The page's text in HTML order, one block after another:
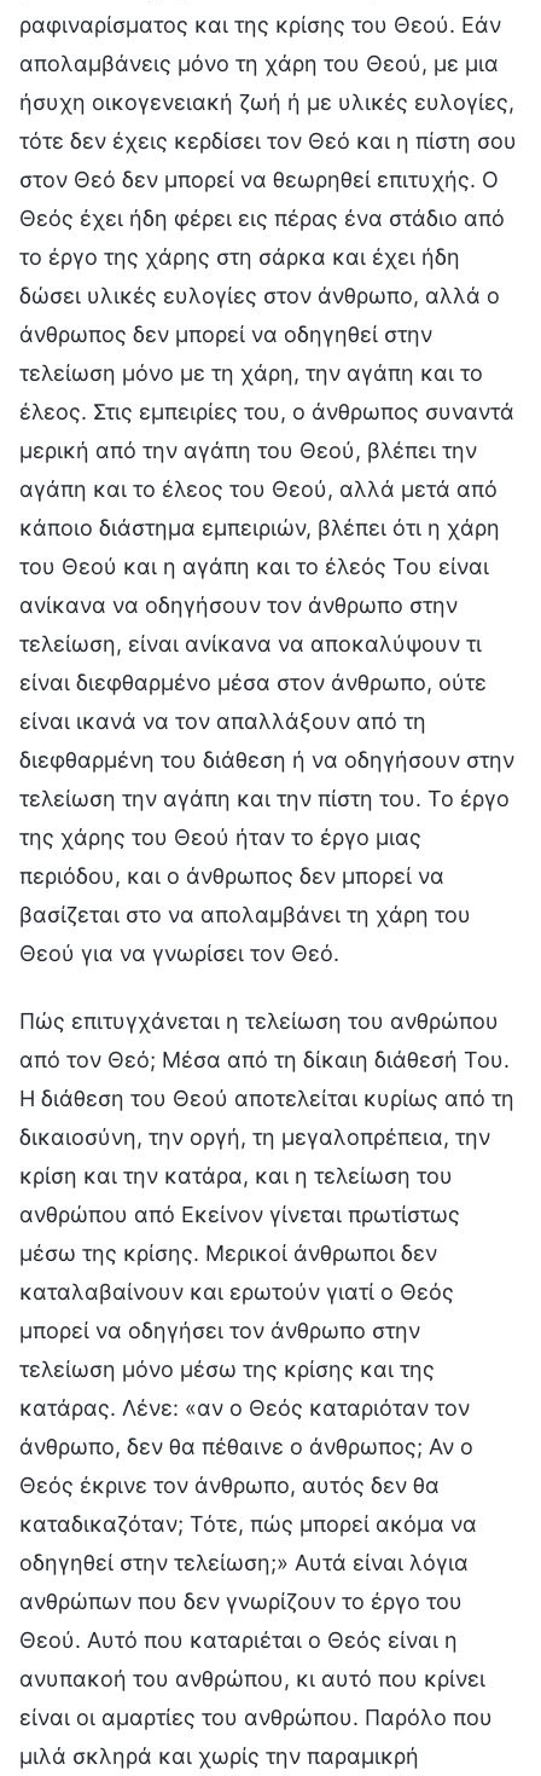
ραφιναρίσματος και της κρίσης του Θεού. Εάν
απολαμβάνεις μόνο τη χάρη του Θεού, με μια
ήσυχη οικογενειακή ζωή ή με υλικές ευλογίες,
τότε δεν έχεις κερδίσει τον Θεό και η πίστη σου
στον Θεό δεν μπορεί να θεωρηθεί επιτυχής. Ο
Θεός έχει ήδη φέρει εις πέρας ένα στάδιο από
το έργο της χάρης στη σάρκα και έχει ήδη
δώσει υλικές ευλογίες στον άνθρωπο, αλλά ο
άνθρωπος δεν μπορεί να οδηγηθεί στην
τελείωση μόνο με τη χάρη, την αγάπη και το
έλεος. Στις εμπειρίες του, ο άνθρωπος συναντά
μερική από την αγάπη του Θεού, βλέπει την
αγάπη και το έλεος του Θεού, αλλά μετά από
κάποιο διάστημα εμπειριών, βλέπει ότι η χάρη
του Θεού και η αγάπη και το έλεός Του είναι
ανίκανα να οδηγήσουν τον άνθρωπο στην
τελείωση, είναι ανίκανα να αποκαλύψουν τι
είναι διεφθαρμένο μέσα στον άνθρωπο, ούτε
είναι ικανά να τον απαλλάξουν από τη
διεφθαρμένη του διάθεση ή να οδηγήσουν στην
τελείωση την αγάπη και την πίστη του. Το έργο
της χάρης του Θεού ήταν το έργο μιας
περιόδου, και ο άνθρωπος δεν μπορεί να
βασίζεται στο να απολαμβάνει τη χάρη του
Θεού για να γνωρίσει τον Θεό.
Πώς επιτυγχάνεται η τελείωση του ανθρώπου
από τον Θεό; Μέσα από τη δίκαιη διάθεσή Του.
Η διάθεση του Θεού αποτελείται κυρίως από τη
δικαιοσύνη, την οργή, τη μεγαλοπρέπεια, την
κρίση και την κατάρα, και η τελείωση του
ανθρώπου από Εκείνον γίνεται πρωτίστως
μέσω της κρίσης. Μερικοί άνθρωποι δεν
καταλαβαίνουν και ερωτούν γιατί ο Θεός
μπορεί να οδηγήσει τον άνθρωπο στην
τελείωση μόνο μέσω της κρίσης και της
κατάρας. Λένε: «αν ο Θεός καταριόταν τον
άνθρωπο, δεν θα πέθαινε ο άνθρωπος; Αν ο
Θεός έκρινε τον άνθρωπο, αυτός δεν θα
καταδικαζόταν; Τότε, πώς μπορεί ακόμα να
οδηγηθεί στην τελείωση;» Αυτά είναι λόγια
ανθρώπων που δεν γνωρίζουν το έργο του
Θεού. Αυτό που καταριέται ο Θεός είναι η
ανυπακοή του ανθρώπου, κι αυτό που κρίνει
είναι οι αμαρτίες του ανθρώπου. Παρόλο που
μιλά σκληρά και χωρίς την παραμικρή